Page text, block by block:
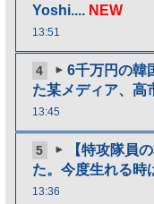
Yoshi.... NEW
13:51
4
6千万円の韓
た某メディア、高
13:45
5
【特攻隊員
た。今度生れる時
13:36